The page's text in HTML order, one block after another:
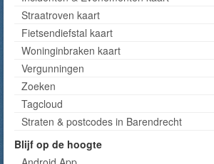
Straatroven kaart
Fietsendiefstal kaart
Woninginbraken kaart
Vergunningen
Zoeken
Tagcloud
Straten & postcodes in Barendrecht
Blijf op de hoogte